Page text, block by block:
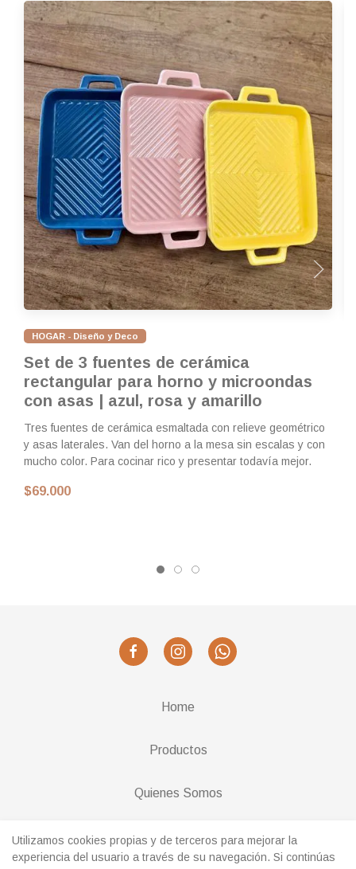
HOGAR - Diseño y Deco
Set de 3 fuentes de cerámica
rectangular para horno y microondas
con asas | azul, rosa y amarillo
Tres fuentes de cerámica esmaltada con relieve geométrico
y asas laterales. Van del horno a la mesa sin escalas y con
mucho color. Para cocinar rico y presentar todavía mejor.
$69.000
Home
Productos
Quienes Somos
Cambios y Devoluciones
Utilizamos cookies propias y de terceros para mejorar la
experiencia del usuario a través de su navegación. Si continúas